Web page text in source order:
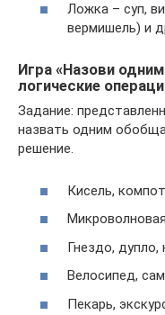
Ложка – суп,
вермишель) и
Игра «Назови
логические
Задание:
назвать одним
решение.
Кисель,
Гнездо, дупло,
Велосипед,
Пекарь,